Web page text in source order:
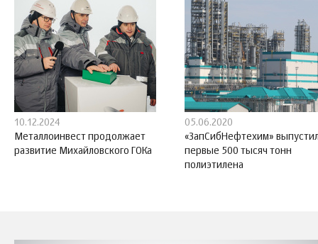
10.12.2024
Металлоинвест продолжает
развитие Михайловского ГОКа
05.06.2020
«ЗапСибНефтехим»
первые 500 тысяч тонн
полиэтилена